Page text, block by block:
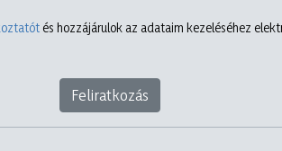
és hozzájárulok az adataim kezeléséhez
Feliratkozás